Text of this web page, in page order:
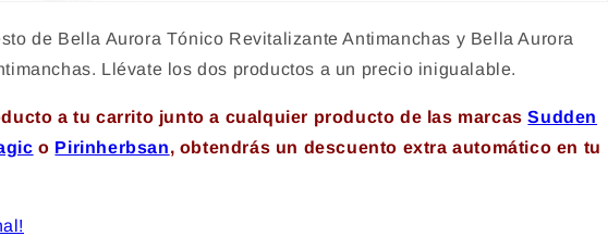
de Bella Aurora Tónico Revitalizante Antimanchas y Bella Aurora
Llévate los dos productos a un precio inigualable.
a tu carrito junto a cualquier producto de las marcasSudden
o Pirinherbsan, obtendrás un descuento extra automático en tu